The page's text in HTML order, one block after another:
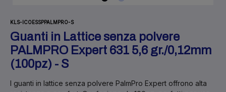
KLS-ICOESSPPALMPRO-S
Guanti in Lattice senza polvere
PALMPRO Expert 631 5,6 gr./0,12mm
(100pz) - S
I guanti in lattice senza polvere PalmPro Expert offrono alta